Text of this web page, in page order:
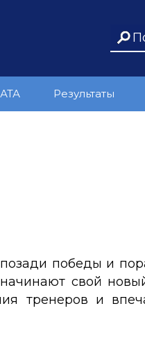
Результаты
победы и
свой
тренеров и